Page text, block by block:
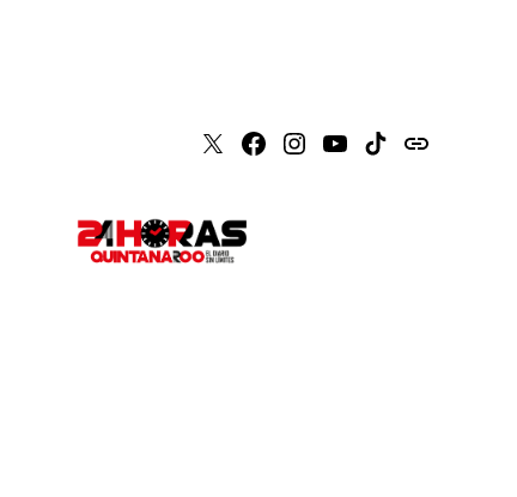
X Faceboook
Instagram
Youtube
Tiktokissuu